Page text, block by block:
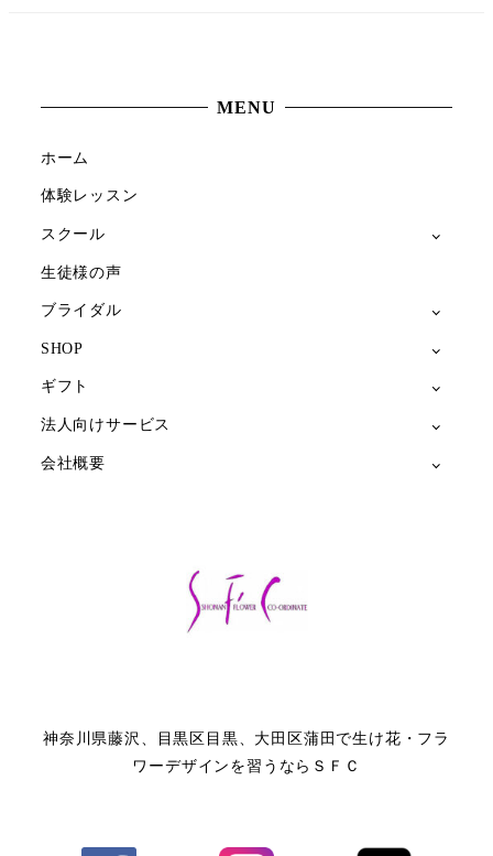
ー
ジ
送
り
MENU
ホーム
体験レッスン
スクール
生徒様の声
ブライダル
SHOP
ギフト
法人向けサービス
会社概要
神奈川県藤沢、目黒区目黒、大田区蒲田で生け花・フラ
ワーデザインを習うならＳＦＣ